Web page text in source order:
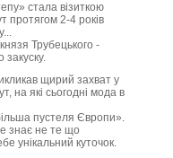
стала візиткою
протягом 2-4 років
Трубецького -
щирий захват у
на які сьогодні мода в
пустеля Європи».
знає не те що
унікальний куточок.